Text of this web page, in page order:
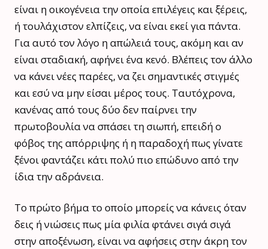
είναι η οικογένεια την οποία επιλέγεις και ξέρεις,
ή τουλάχιστον ελπίζεις, να είναι εκεί για πάντα.
Για αυτό τον λόγο η απώλειά τους, ακόμη και αν
είναι σταδιακή, αφήνει ένα κενό. Βλέπεις τον άλλο
να κάνει νέες παρέες, να ζει σημαντικές στιγμές
και εσύ να μην είσαι μέρος τους. Ταυτόχρονα,
κανένας από τους δύο δεν παίρνει την
πρωτοβουλία να σπάσει τη σιωπή, επειδή ο
φόβος της απόρριψης ή η παραδοχή πως γίνατε
ξένοι φαντάζει κάτι πολύ πιο επώδυνο από την
ίδια την αδράνεια.
Το πρώτο βήμα το οποίο μπορείς να κάνεις όταν
δεις ή νιώσεις πως μία φιλία φτάνει σιγά σιγά
στην αποξένωση, είναι να αφήσεις στην άκρη τον